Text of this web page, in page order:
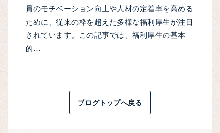
員のモチベーション向上や人材の定着率を高める
ために、従来の枠を超えた多様な福利厚生が注目
されています。この記事では、福利厚生の基本
的…
ブログトップへ戻る